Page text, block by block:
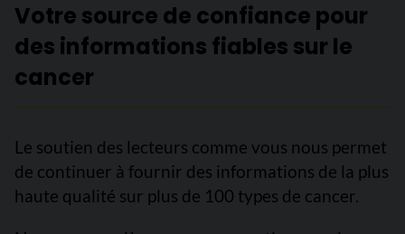
Votre source de confiance pour
des informations fiables sur le
cancer
Le soutien des lecteurs comme vous nous permet
de continuer à fournir des informations de la plus
haute qualité sur plus de 100 types de cancer.